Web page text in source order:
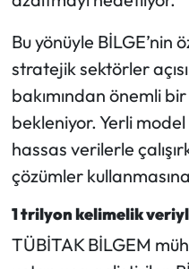
Bu yönüyle BİLGE’nin
stratejik sektörler
bakımından önemli
bekleniyor. Yerli model
hassas verilerle
çözümler
1 trilyon kelimelik
TÜBİTAK BİLGEM